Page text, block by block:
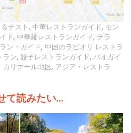
テスト, 中華レストランガイド, モン
ド, 中華麺レストランガイド, テラ
ン・ガイド, 中国のラビオリ レストラ
ラン, 餃子レストランガイド, バオガイ
カリエール地区, アジア・レストラ
て読みたい...